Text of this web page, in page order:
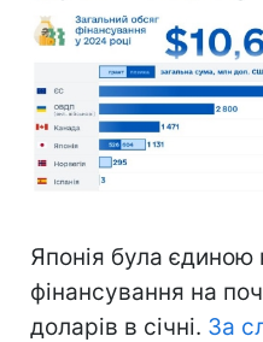
Японія була єдиною
фінансування на
доларів в січні. За